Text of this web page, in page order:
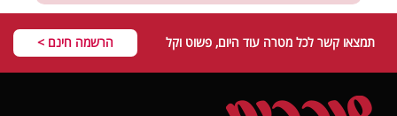
תמצאו קשר לכל מטרה עוד היום, פשוט וקל הרשמה חינם >